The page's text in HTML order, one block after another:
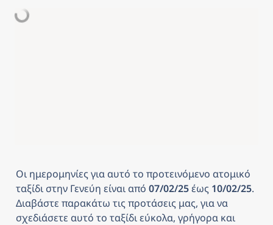
Οι ημερομηνίες για αυτό το προτεινόμενο ατομικό
ταξίδι στην Γενεύη είναι από 07/02/25 έως 10/02/25.
Διαβάστε παρακάτω τις προτάσεις μας, για να
σχεδιάσετε αυτό το ταξίδι εύκολα, γρήγορα και